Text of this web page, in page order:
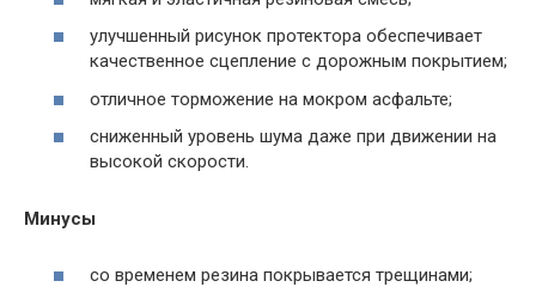
улучшенный рисунок протектора обеспечивает
качественное сцепление с дорожным покрытием;
отличное торможение на мокром асфальте;
сниженный уровень шума даже при движении на
высокой скорости.
Минусы
со временем резина покрывается трещинами;